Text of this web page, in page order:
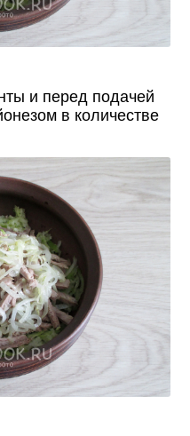
и перед подачей
в количестве